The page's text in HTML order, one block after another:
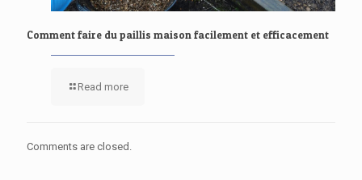
Comment faire du paillis maison facilement et efficacement
Read more
Comments are closed.